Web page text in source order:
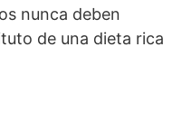
nunca deben
de una dieta rica